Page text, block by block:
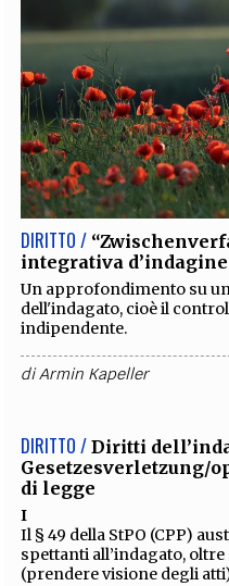
DIRITTO /
integrativa d’indagine
Un approfondimento su
dell'indagato, cioè il
indipendente.
diArmin Kapeller
DIRITTO / Diritti
Gesetzesverletzung/
di legge
I
Il § 49 della StPO (CPP)
spettanti all’indagato,
(prendere visione degli